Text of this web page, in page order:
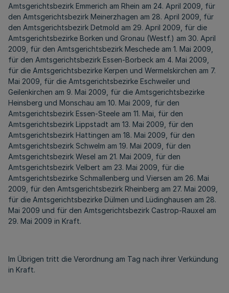
Amtsgerichtsbezirk Emmerich am Rhein am 24. April 2009, für
den Amtsgerichtsbezirk Meinerzhagen am 28. April 2009, für
den Amtsgerichtsbezirk Detmold am 29. April 2009, für die
Amtsgerichtsbezirke Borken und Gronau (Westf.) am 30. April
2009, für den Amtsgerichtsbezirk Meschede am 1. Mai 2009,
für den Amtsgerichtsbezirk Essen-Borbeck am 4. Mai 2009,
für die Amtsgerichtsbezirke Kerpen und Wermelskirchen am 7.
Mai 2009, für die Amtsgerichtsbezirke Eschweiler und
Geilenkirchen am 9. Mai 2009, für die Amtsgerichtsbezirke
Heinsberg und Monschau am 10. Mai 2009, für den
Amtsgerichtsbezirk Essen-Steele am 11. Mai, für den
Amtsgerichtsbezirk Lippstadt am 13. Mai 2009, für den
Amtsgerichtsbezirk Hattingen am 18. Mai 2009, für den
Amtsgerichtsbezirk Schwelm am 19. Mai 2009, für den
Amtsgerichtsbezirk Wesel am 21. Mai 2009, für den
Amtsgerichtsbezirk Velbert am 23. Mai 2009, für die
Amtsgerichtsbezirke Schmallenberg und Viersen am 26. Mai
2009, für den Amtsgerichtsbezirk Rheinberg am 27. Mai 2009,
für die Amtsgerichtsbezirke Dülmen und Lüdinghausen am 28.
Mai 2009 und für den Amtsgerichtsbezirk Castrop-Rauxel am
29. Mai 2009 in Kraft.
Im Übrigen tritt die Verordnung am Tag nach ihrer Verkündung
in Kraft.